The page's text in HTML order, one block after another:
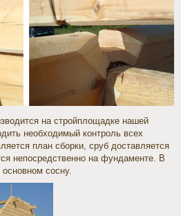
на стройплощадке нашей
необходимый контроль всех
план сборки, сруб доставляется
непосредственно на фундаменте. В
сосну.